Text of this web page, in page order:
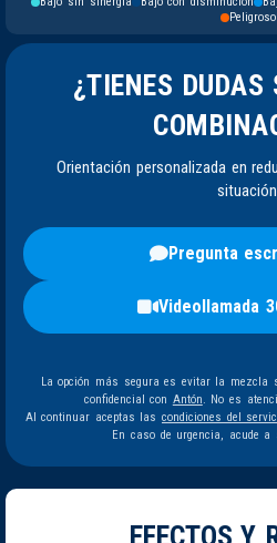
Peligroso
¿TIENES DUDAS
Orientación personalizada en
Pregunta
Videollamada
La opción más segura es evitar la mezcla
confidencial con Antón. No es
Al continuar aceptas las condiciones del
En caso de urgencia, acude
EFECTOS Y